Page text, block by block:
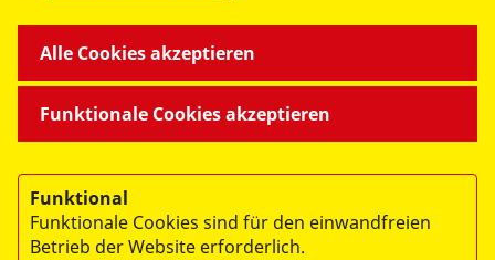
Funktionale Cookies akzeptieren
Alle Cookies akzeptieren
Funktional
Funktionale Cookies sind für den einwandfreien
Betrieb der Website erforderlich.